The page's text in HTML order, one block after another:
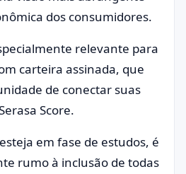
dos consumidores.
relevante para
carteira assinada, que
de conectar suas
Score.
em fase de estudos, é
rumo à inclusão de todas